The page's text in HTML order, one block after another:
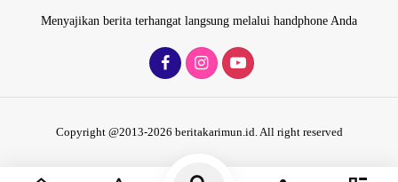
Menyajikan berita terhangat langsung melalui handphone Anda
Copyright @2013-2026 beritakarimun.id. All right reserved